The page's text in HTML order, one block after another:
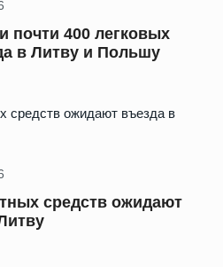
почти 400 легковых
в Литву и Польшу
средств ожидают